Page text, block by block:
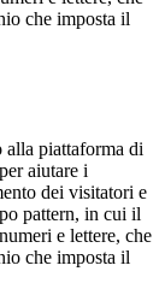
che imposta il
alla piattaforma di
aiutare i
dei visitatori e
pattern, in cui il
e lettere, che
che imposta il